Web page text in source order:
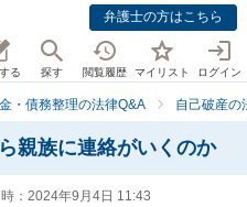
弁護士の方はこちら
る 探す 閲覧履歴 マイリスト ログイン
・債務整理の法律Q&A 自己破産の
親族に連絡がいくのか
： 2024年9月4日 11:43